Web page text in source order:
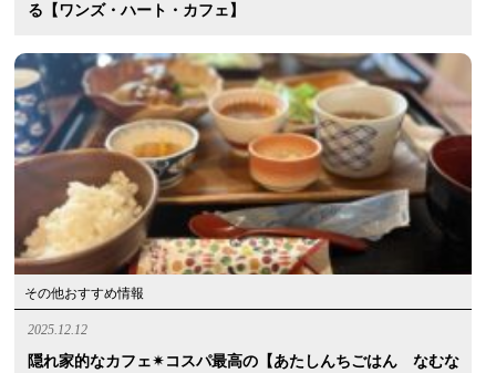
る【ワンズ・ハート・カフェ】
その他おすすめ情報
2025.12.12
隠れ家的なカフェ✴︎コスパ最高の【あたしんちごはん なむな